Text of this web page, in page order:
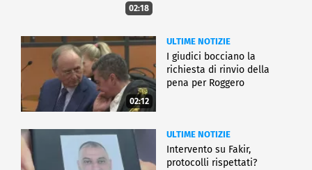
02:18
02:12
ULTIME NOTIZIE
I giudici bocciano la
richiesta di rinvio della
pena per Roggero
ULTIME NOTIZIE
Intervento su Fakir,
protocolli rispettati?